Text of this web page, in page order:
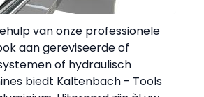
van onze professionele
aan gereviseerde of
of hydraulisch
biedt Kaltenbach - Tools